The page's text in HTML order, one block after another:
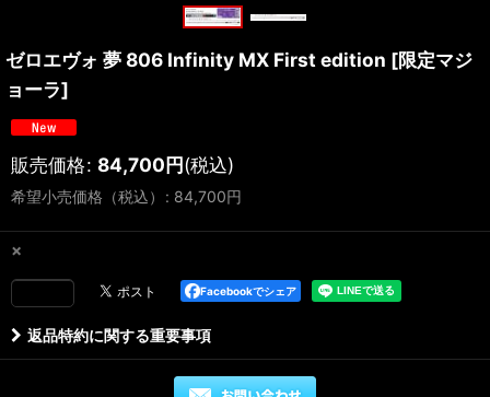
ゼロエヴォ 夢 806 Infinity MX First edition [限定マジ
ョーラ]
販売価格: 84,700円(税込)
希望小売価格（税込） : 84,700円
×
Facebookでシェア
返品特約に関する重要事項